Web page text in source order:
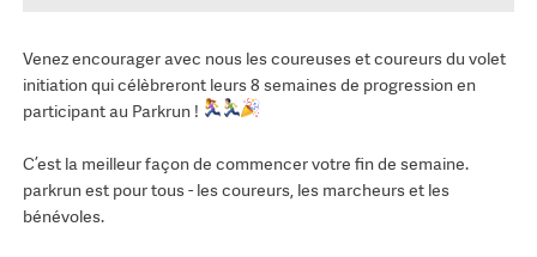
Venez encourager avec nous les coureuses et coureurs du volet
initiation qui célèbreront leurs 8 semaines de progression en
participant au Parkrun !
C’est la meilleur façon de commencer votre fin de semaine.
parkrun est pour tous - les coureurs, les marcheurs et les
bénévoles.